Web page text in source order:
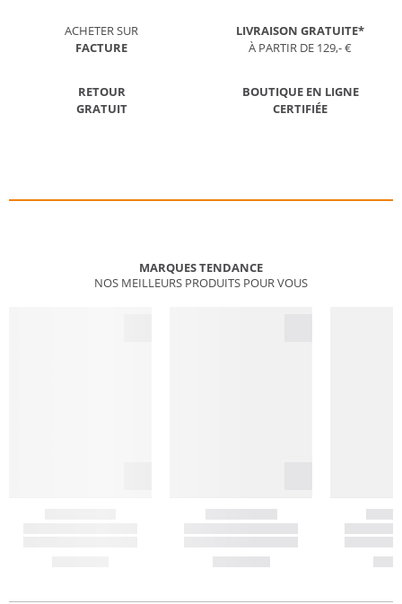
ACHETER SUR
FACTURE
LIVRAISON GRATUITE*
À PARTIR DE 129,- €
RETOUR
GRATUIT
BOUTIQUE EN LIGNE
CERTIFIÉE
MARQUES TENDANCE
NOS MEILLEURS PRODUITS POUR VOUS